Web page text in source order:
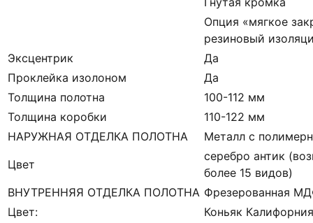
Опция «мягкое
резиновый
Эксцентрик
Да
Проклейка изолоном
Да
Толщина полотна
100-112 мм
Толщина коробки
110-122 мм
НАРУЖНАЯ ОТДЕЛКА ПОЛОТНА
Металл с
Цвет
серебро антик
более 15 видов)
ВНУТРЕННЯЯ ОТДЕЛКА ПОЛОТНА Фрезерованная
Цвет:
Коньяк Калифорния